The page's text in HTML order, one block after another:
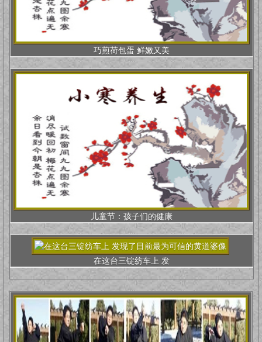
巧煎荷包蛋 鲜嫩又美
儿童节：孩子们的健康
在这台三锭纺车上 发